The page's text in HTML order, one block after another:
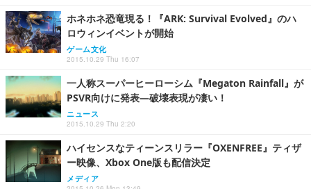
ホネホネ恐竜現る！『ARK: Survival Evolved』のハ
ロウィンイベントが開始
ゲーム文化
2015.10.29 Thu 16:07
一人称スーパーヒーローシム『Megaton Rainfall』が
PSVR向けに発表―破壊表現が凄い！
ニュース
2015.10.29 Thu 2:20
ハイセンスなティーンスリラー『OXENFREE』ティザ
ー映像、Xbox One版も配信決定
メディア